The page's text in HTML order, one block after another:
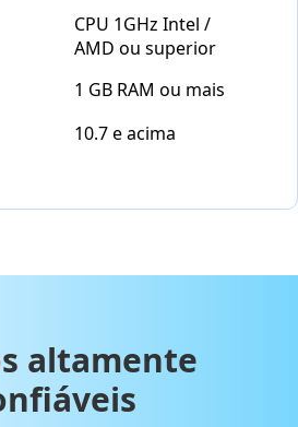
CPU 1GHz Intel /
AMD ou superior
1 GB RAM ou mais
10.7 e acima
altamente